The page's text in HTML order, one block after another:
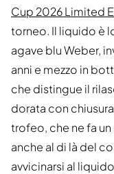
Cup 2026 Limited
torneo. Il liquido è
agave blu Weber,
anni e mezzo in
che distingue il
dorata con
trofeo, che ne fa
anche al di là del
avvicinarsi al